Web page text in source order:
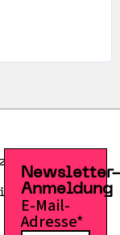
Anmeldung
E-Mail-
Adresse*